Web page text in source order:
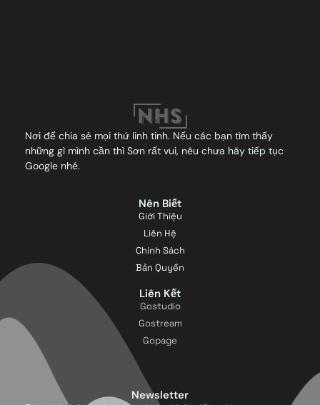
Nơi để chia sẻ mọi thứ linh tinh. Nếu các bạn tìm thấy
những gì mình cần thì Sơn rất vui, nêu chưa hãy tiếp tục
Google nhé.
Nên Biết
Giới Thiệu
Liên Hệ
Chính Sách
Bản Quyền
Liên Kết
Gostudio
Gostream
Gopage
Newsletter